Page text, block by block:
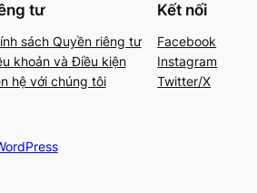
tư
sách Quyền riêng tư
khoản và Điều kiện
hệ với chúng tôi
Kết nối
Facebook
Instagram
Twitter/X